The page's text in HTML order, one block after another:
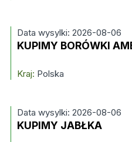
Data wysylki: 2026-08-06
KUPIMY BORÓWKI
Kraj: Polska
Data wysylki: 2026-08-06
KUPIMY JABŁKA